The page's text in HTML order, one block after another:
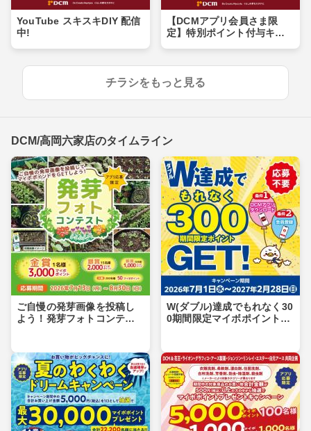
YouTube スキスキDIY 配信
中!
【DCMアプリ会員さま限
定】特別ポイント付与キャ
チラシをもっと見る
DCM/高岡六家店のタイムライン
ご自慢の発芽画像を投稿し
よう！発芽フォトコンテス
W(ダブル)達成でもれなく30
0期間限定マイボポイントG